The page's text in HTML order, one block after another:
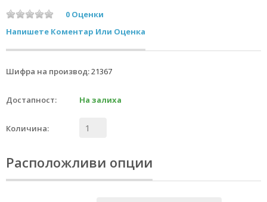
0 Оценки
Напишете Коментар Или Оценка
Шифра на производ:21367
Достапност: На залиха
Количина:
Расположливи опции